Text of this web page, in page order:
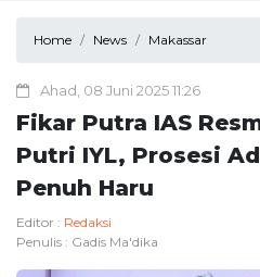
Home News Makassar
Ahad, 08 Juni 2025 11:26
Fikar Putra IAS
Putri IYL, Prosesi
Penuh Haru
Editor : Redaksi
Penulis : Gadis Ma'dika